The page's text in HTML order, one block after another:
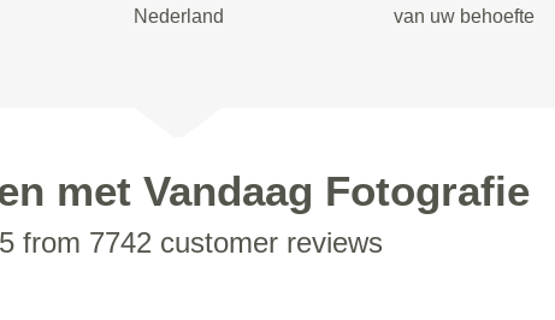
Nederland
van uw behoefte
met Vandaag Fotografie
from 7742 customer reviews